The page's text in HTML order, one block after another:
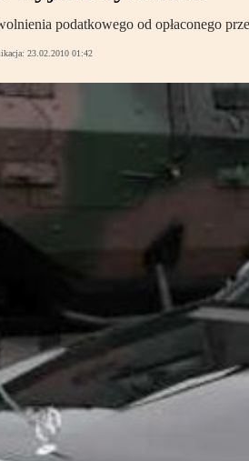
podatkowego od opłaconego
23.02.2010 01:42